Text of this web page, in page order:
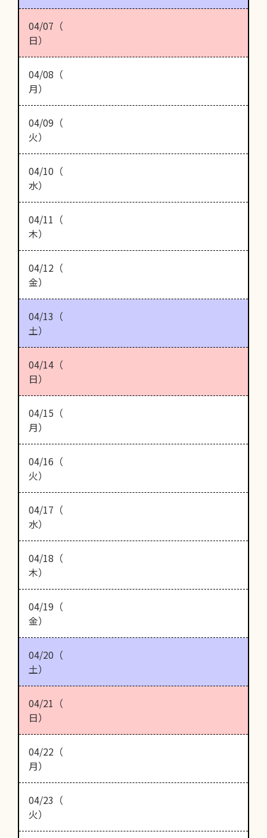
04/07（
日）
04/08（
月）
04/09（
火）
04/10（
水）
04/11（
木）
04/12（
金）
04/13（
土）
04/14（
日）
04/15（
月）
04/16（
火）
04/17（
水）
04/18（
木）
04/19（
金）
04/20（
土）
04/21（
日）
04/22（
月）
04/23（
火）